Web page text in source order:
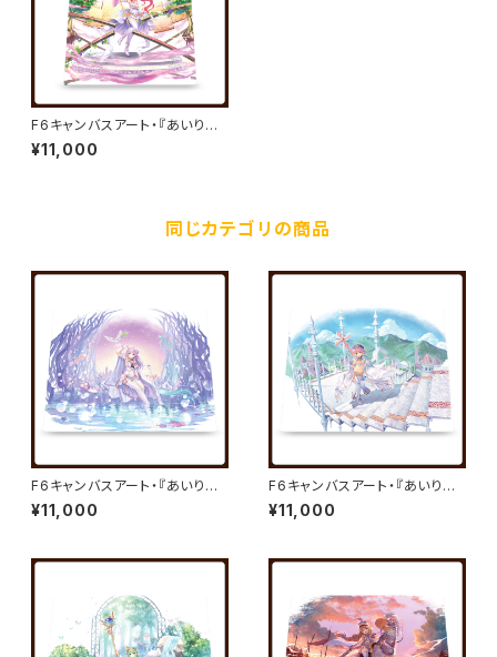
F6キャンバスアート・『あいりす
ミスティリア！』キャンバスアート
11／秘跡聖装 ルージェニア／べ
¥11,000
同じカテゴリの商品
F6キャンバスアート・『あいりす
ミスティリア！』キャンバスアート
01／秘跡聖装 アシュリー／べっ
¥11,000
F6キャンバスアート・『あいりす
ミスティリア！』キャンバスアート
02／秘跡聖装 クリス／夏野イ
¥11,000